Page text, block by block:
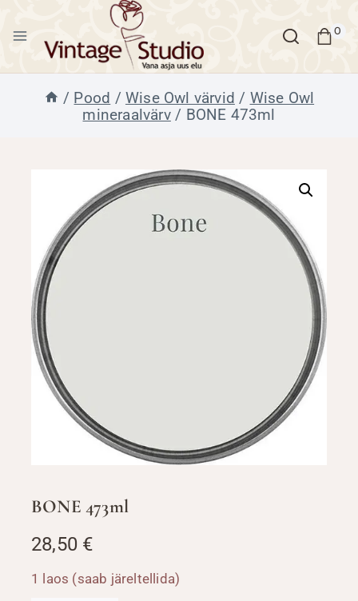
content
0
/ Pood / Wise Owl värvid / Wise Owl
mineraalvärv / BONE 473ml
BONE 473ml
28,50 €
1 laos (saab järeltellida)